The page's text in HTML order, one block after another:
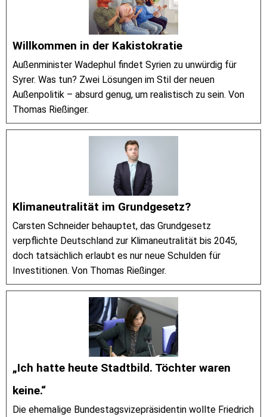
Willkommen in der Kakistokratie
Außenminister Wadephul findet Syrien zu unwürdig für
Syrer. Was tun? Zwei Lösungen im Stil der neuen
Außenpolitik – absurd genug, um realistisch zu sein. Von
Thomas Rießinger.
Klimaneutralität im Grundgesetz?
Carsten Schneider behauptet, das Grundgesetz
verpflichte Deutschland zur Klimaneutralität bis 2045,
doch tatsächlich erlaubt es nur neue Schulden für
Investitionen. Von Thomas Rießinger.
„Ich hatte heute Stadtbild. Töchter waren
keine.“
Die ehemalige Bundestagsvizepräsidentin wollte Friedrich